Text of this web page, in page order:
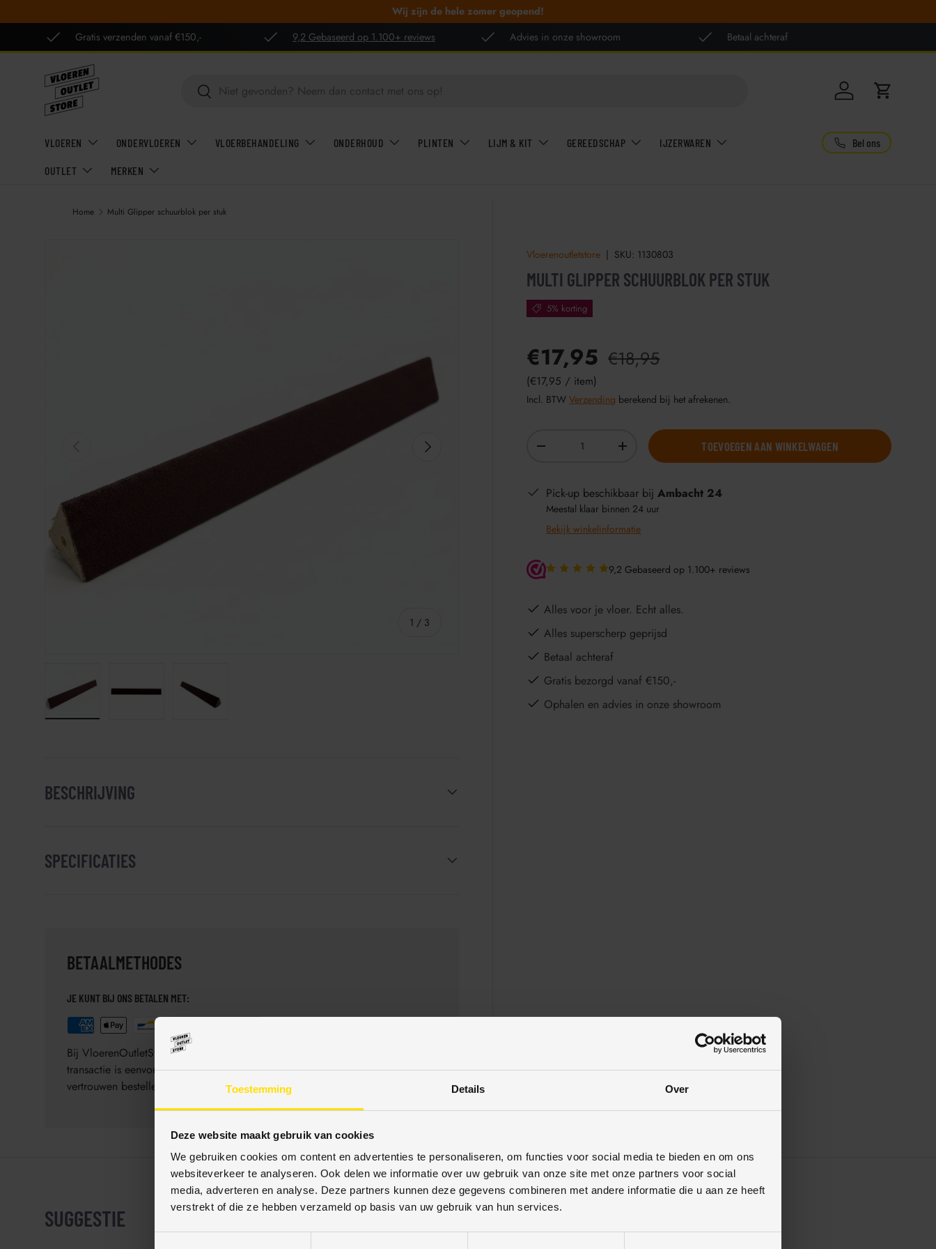
Toestemming Details Over
Deze website maakt gebruik van cookies
We gebruiken cookies om content en advertenties te personaliseren, om functies voor social media te bieden en om ons
websiteverkeer te analyseren. Ook delen we informatie over uw gebruik van onze site met onze partners voor social
media, adverteren en analyse. Deze partners kunnen deze gegevens combineren met andere informatie die u aan ze heeft
verstrekt of die ze hebben verzameld op basis van uw gebruik van hun services.
GA NAAR INHOUD
Wij zijn de hele zomer geopend!
Gratis verzenden vanaf €150,-
9,2 Gebaseerd op 1.100+ reviews Advies in onze showroom Betaal achteraf
Zoeken
Zoeken Inloggen
VLOEREN ONDERVLOEREN VLOERBEHANDELING ONDERHOUD PLINTEN LIJM & KIT GEREEDSCHAP IJZERWAREN
OUTLET MERKEN
Bel ons
Home Multi Glipper schuurblok per stuk
1 / van
3
VOLGENDE
Vloerenoutletstore | SKU: 1130803
MULTI GLIPPER SCHUURBLOK PER STUK
5% korting
€17,95 €18,95
Eenheid prijs
€17,95 / item
Incl. BTWVerzending berekend bij het afrekenen.
-
+ TOEVOEGEN AAN WINKELWAGEN
Pick-up beschikbaar bijAmbacht 24
Meestal klaar binnen 24 uur
Bekijk winkelinformatie
9,2 Gebaseerd op 1.100+ reviews
Alles voor je vloer. Echt alles.
Alles superscherp geprijsd
Betaal achteraf
Gratis bezorgd vanaf €150,-
Ophalen en advies in onze showroom
BESCHRIJVING
SPECIFICATIES
BETAALMETHODES
JE KUNT BIJ ONS BETALEN MET:
Bij VloerenOutletStore bieden wij diverse veilige betaalmethodes aan. Uw
transactie is eenvoudig, veilig en gegarandeerd beschermd. U kunt met
vertrouwen bestellen.
SUGGESTIE